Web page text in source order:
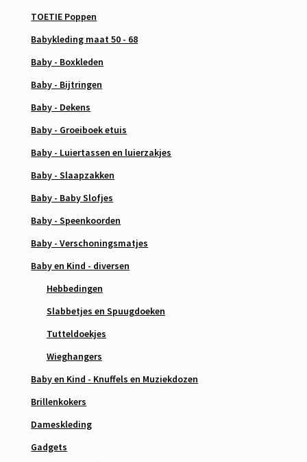
TOETIE Poppen
Babykleding maat 50 - 68
Baby - Boxkleden
Baby - Bijtringen
Baby - Dekens
Baby - Groeiboek etuis
Baby - Luiertassen en luierzakjes
Baby - Slaapzakken
Baby - Baby Slofjes
Baby - Speenkoorden
Baby - Verschoningsmatjes
Baby en Kind - diversen
Hebbedingen
Slabbetjes en Spuugdoeken
Tutteldoekjes
Wieghangers
Baby en Kind - Knuffels en Muziekdozen
Brillenkokers
Dameskleding
Gadgets